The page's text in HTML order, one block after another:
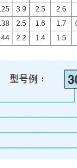
3.9 2.5 2.6
2.5 1.6 1.7
2.2 1.4 1.5